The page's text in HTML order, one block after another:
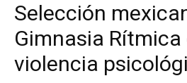
Selección
Gimnasia
violencia